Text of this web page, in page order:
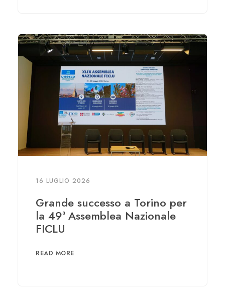
16 LUGLIO 2026
Grande successo a Torino per
la 49ª Assemblea Nazionale
FICLU
READ MORE